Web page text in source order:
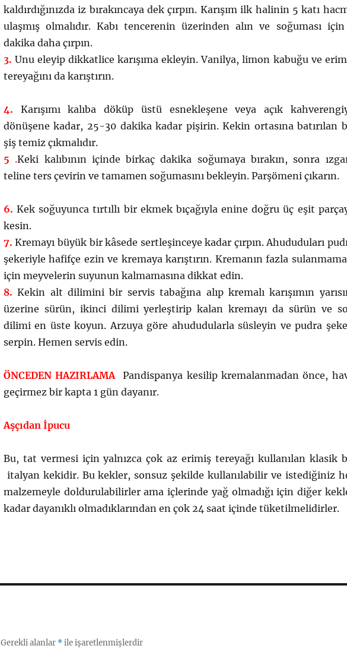
kaldırdığınızda iz bırakıncaya dek çırpın. Karışım ilk halinin 5 katı
ulaşmış olmalıdır. Kabı tencerenin üzerinden alın ve soğuması
dakika daha çırpın.
3. Unu eleyip dikkatlice karışıma ekleyin. Vanilya, limon kabuğu ve
tereyağını da karıştırın.
4.
Karışımı kalıba döküp üstü esnekleşene veya açık
dönüşene kadar, 25-30 dakika kadar pişirin. Kekin ortasına batırılan
şiş temiz çıkmalıdır.
5 .Keki kalıbının içinde birkaç dakika soğumaya bırakın, sonra
teline ters çevirin ve tamamen soğumasını bekleyin. Parşömeni çıkarın.
6. Kek soğuyunca tırtıllı bir ekmek bıçağıyla enine doğru üç eşit
kesin.
7. Kremayı büyük bir kâsede sertleşinceye kadar çırpın. Ahududuları
şekeriyle hafifçe ezin ve kremaya karıştırın. Kremanın fazla
için meyvelerin suyunun kalmamasına dikkat edin.
8. Kekin alt dilimini bir servis tabağına alıp kremalı karışımın
üzerine sürün, ikinci dilimi yerleştirip kalan kremayı da sürün ve
dilimi en üste koyun. Arzuya göre ahududularla süsleyin ve pudra
serpin. Hemen servis edin.
ÖNCEDEN HAZIRLAMAPandispanya kesilip kremalanmadan önce,
geçirmez bir kapta 1 gün dayanır.
Aşçıdan İpucu
Bu, tat vermesi için yalnızca çok az erimiş tereyağı kullanılan klasik
italyan kekidir. Bu kekler, sonsuz şekilde kullanılabilir ve istediğiniz
malzemeyle doldurulabilirler ama içlerinde yağ olmadığı için diğer
kadar dayanıklı olmadıklarından en çok 24 saat içinde tüketilmelidirler.
Gerekli alanlar *ile işaretlenmişlerdir